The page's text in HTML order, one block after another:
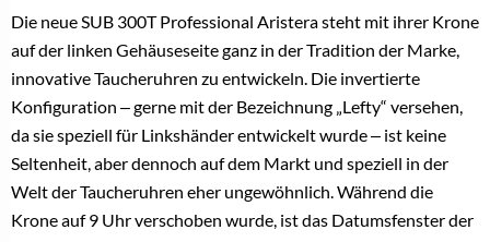
Die neue SUB 300T Professional Aristera steht mit ihrer Krone
auf der linken Gehäuseseite ganz in der Tradition der Marke,
innovative Taucheruhren zu entwickeln. Die invertierte
Konfiguration ‒ gerne mit der Bezeichnung „Lefty“ versehen,
da sie speziell für Linkshänder entwickelt wurde ‒ ist keine
Seltenheit, aber dennoch auf dem Markt und speziell in der
Welt der Taucheruhren eher ungewöhnlich. Während die
Krone auf 9 Uhr verschoben wurde, ist das Datumsfenster der